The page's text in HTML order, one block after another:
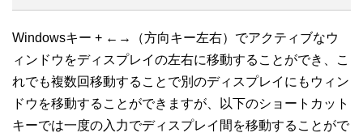
Windowsキー + ←→（方向キー左右）でアクティブなウ
ィンドウをディスプレイの左右に移動することができ、こ
れでも複数回移動することで別のディスプレイにもウィン
ドウを移動することができますが、以下のショートカット
キーでは一度の入力でディスプレイ間を移動することがで